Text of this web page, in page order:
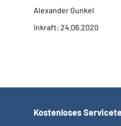
Alexander Gunkel
Inkraft: 24.06.2020
Kostenloses